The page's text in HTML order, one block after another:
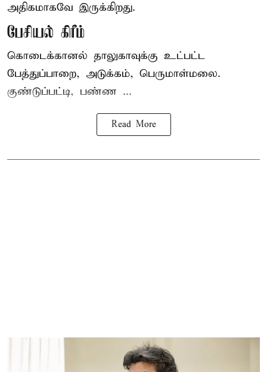
அதிகமாகவே இருக்கிறது.
பேசியல் கிரீம்
கொடைக்கானல் தாலுகாவுக்கு உட்பட்ட
பேத்துப்பாறை, அடுக்கம், பெருமாள்மலை.
குண்டுப்பட்டி, பண்ண ...
Read More